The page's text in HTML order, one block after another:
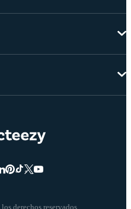
derechos reservados